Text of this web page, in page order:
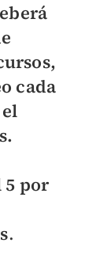
cada
5 por
.